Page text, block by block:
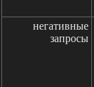
негативные
запросы